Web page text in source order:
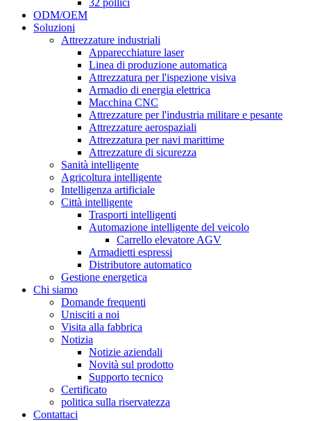
32 pollici
ODM/OEM
Soluzioni
Attrezzature industriali
Apparecchiature laser
Linea di produzione automatica
Attrezzatura per l'ispezione visiva
Armadio di energia elettrica
Macchina CNC
Attrezzature per l'industria militare e pesante
Attrezzature aerospaziali
Attrezzatura per navi marittime
Attrezzature di sicurezza
Sanità intelligente
Agricoltura intelligente
Intelligenza artificiale
Città intelligente
Trasporti intelligenti
Automazione intelligente del veicolo
Carrello elevatore AGV
Armadietti espressi
Distributore automatico
Gestione energetica
Chi siamo
Domande frequenti
Unisciti a noi
Visita alla fabbrica
Notizia
Notizie aziendali
Novità sul prodotto
Supporto tecnico
Certificato
politica sulla riservatezza
Contattaci